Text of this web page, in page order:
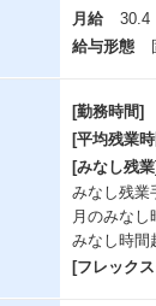
月給
30.4
給与形態
[勤務時間]
[平均残業
[みなし残業]
みなし残業
月のみなし
みなし時間
[フレック